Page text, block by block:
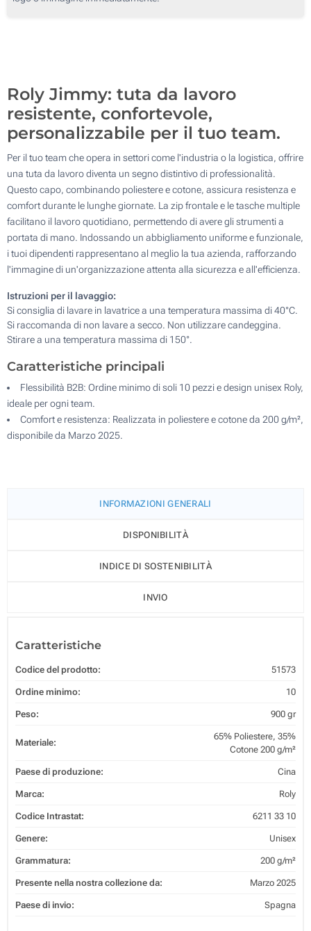
Roly Jimmy: tuta da lavoro
resistente, confortevole,
personalizzabile per il tuo team.
Per il tuo team che opera in settori come l'industria o la logistica, offrire
una tuta da lavoro diventa un segno distintivo di professionalità.
Questo capo, combinando poliestere e cotone, assicura resistenza e
comfort durante le lunghe giornate. La zip frontale e le tasche multiple
facilitano il lavoro quotidiano, permettendo di avere gli strumenti a
portata di mano. Indossando un abbigliamento uniforme e funzionale,
i tuoi dipendenti rappresentano al meglio la tua azienda, rafforzando
l'immagine di un'organizzazione attenta alla sicurezza e all'efficienza.
Istruzioni per il lavaggio:
Si consiglia di lavare in lavatrice a una temperatura massima di 40°C.
Si raccomanda di non lavare a secco. Non utilizzare candeggina.
Stirare a una temperatura massima di 150°.
Caratteristiche principali
Flessibilità B2B: Ordine minimo di soli 10 pezzi e design unisex Roly,
ideale per ogni team.
Comfort e resistenza: Realizzata in poliestere e cotone da 200 g/m²,
disponibile da Marzo 2025.
INFORMAZIONI GENERALI
DISPONIBILITÀ
INDICE DI SOSTENIBILITÀ
INVIO
Caratteristiche
Codice del prodotto: 51573
Ordine minimo: 10
Peso: 900 gr
Materiale:
65% Poliestere, 35%
Cotone 200 g/m²
Paese di produzione: Cina
Marca: Roly
Codice Intrastat: 6211 33 10
Genere: Unisex
Grammatura: 200 g/m²
Presente nella nostra collezione da: Marzo 2025
Paese di invio: Spagna